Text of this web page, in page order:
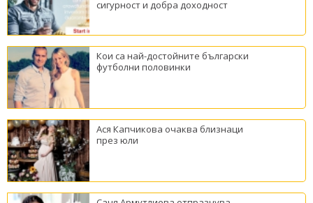
сигурност и добра доходност
Кои са най-достойните български
футболни половинки
Ася Капчикова очаква близнаци
през юли